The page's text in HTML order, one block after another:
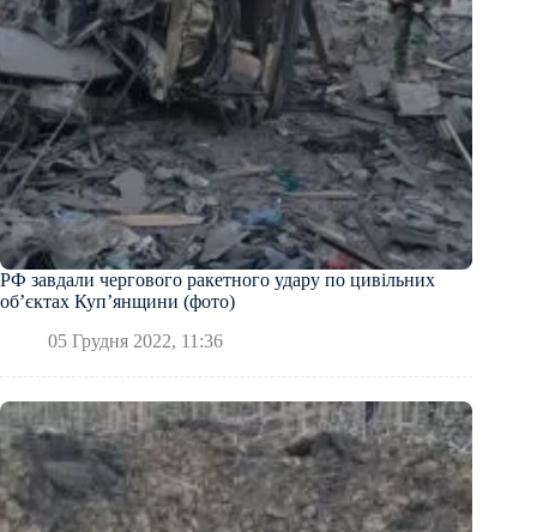
РФ завдали чергового ракетного удару по цивільних
об’єктах Куп’янщини (фото)
05 Грудня 2022, 11:36